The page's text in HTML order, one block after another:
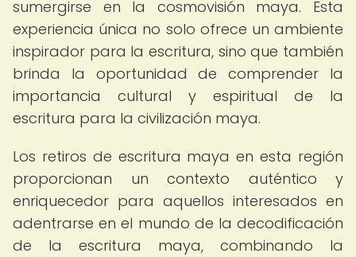
sumergirse en la cosmovisión maya. Esta
experiencia única no solo ofrece un ambiente
inspirador para la escritura, sino que también
brinda la oportunidad de comprender la
importancia cultural y espiritual de la
escritura para la civilización maya.
Los retiros de escritura maya en esta región
proporcionan un contexto auténtico y
enriquecedor para aquellos interesados en
adentrarse en el mundo de la decodificación
de la escritura maya, combinando la